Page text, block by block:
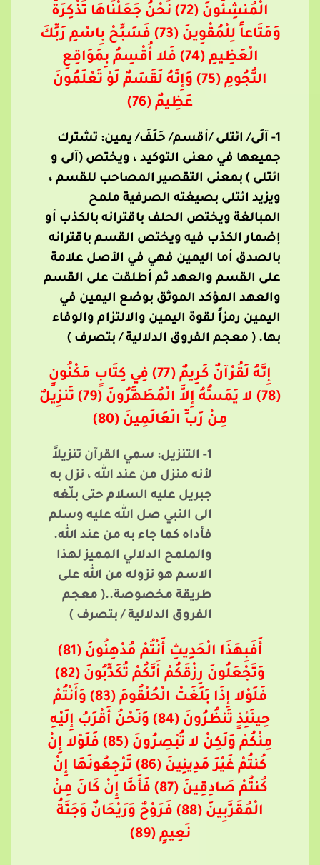
الْمُنشِئُونَ (72) نَحْنُ جَعَلْنَاهَا تَذْكِرَةً
وَمَتَاعاً لِلْمُقْوِينَ (73) فَسَبِّحْ بِاسْمِ رَبِّكَ
الْعَظِيمِ (74) فَلا أُقْسِمُ بِمَوَاقِعِ
النُّجُومِ (75) وَإِنَّهُ لَقَسَمٌ لَوْ تَعْلَمُونَ
عَظِيمٌ (76)
1- آلَى/ ائتلى /أقسم/ حَلَفَ/ يمين:
تشترك
جميعها في معنى التوكيد ، ويختص (آلى و
ائتلى ) بمعنى التقصير المصاحب للقسم ،
ويزيد ائتلى بصيغته الصرفية ملمح
المبالغة ويختص الحلف باقترانه بالكذب أو
إضمار الكذب فيه ويختص القسم باقترانه
بالصدق أما اليمين فهي في الأصل علامة
على القسم والعهد ثم أطلقت على القسم
والعهد المؤكد الموثق بوضع اليمين في
اليمين رمزاً لقوة اليمين والالتزام والوفاء
بها. ( معجم الفروق الدلالية / بتصرف )
إِنَّهُ لَقُرْآنٌ كَرِيمٌ (77) فِي كِتَابٍ مَكْنُونٍ
(78) لا يَمَسُّهُ إِلاَّ الْمُطَهَّرُونَ (79) تَنزِيلٌ
مِنْ رَبِّ الْعَالَمِينَ (80)
1- التنزيل: سمي القرآن تنزيلاً
لأنه منزل من عند الله ، نزل به
جبريل عليه السلام حتى بلّغه
الى النبي صل الله عليه وسلم
فأداه كما جاء به من عند الله.
والملمح الدلالي المميز لهذا
الاسم هو نزوله من الله على
طريقة مخصوصة..( معجم
الفروق الدلالية / بتصرف )
أَفَبِهَذَا الْحَدِيثِ أَنْتُمْ مُدْهِنُونَ (81)
وَتَجْعَلُونَ رِزْقَكُمْ أَنَّكُمْ تُكَذِّبُونَ (82)
فَلَوْلا إِذَا بَلَغَتْ الْحُلْقُومَ (83) وَأَنْتُمْ
حِينَئِذٍ تَنظُرُونَ (84) وَنَحْنُ أَقْرَبُ إِلَيْهِ
مِنْكُمْ وَلَكِنْ لا تُبْصِرُونَ (85) فَلَوْلا إِنْ
كُنتُمْ غَيْرَ مَدِينِينَ (86) تَرْجِعُونَهَا إِنْ
كُنتُمْ صَادِقِينَ (87) فَأَمَّا إِنْ كَانَ مِنْ
الْمُقَرَّبِينَ (88) فَرَوْحٌ وَرَيْحَانٌ وَجَنَّةُ
نَعِيمٍ (89)